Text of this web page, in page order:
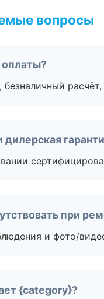
вопросы
дилерская
при
и фото/
{category}?